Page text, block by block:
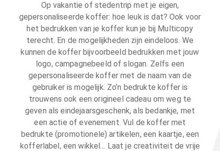
Op vakantie of stedentrip met je eigen,
gepersonaliseerde koffer: hoe leuk is dat? Ook voor
het bedrukken van je koffer kun je bij Multicopy
terecht. En de mogelijkheden zijn eindeloos. We
kunnen de koffer bijvoorbeeld bedrukken met jouw
logo, campagnebeeld of slogan. Zelfs een
gepersonaliseerde koffer met de naam van de
gebruiker is mogelijk. Zo’n bedrukte koffer is
trouwens ook een origineel cadeau om weg te
geven als eindejaarsgeschenk, als bedankje, met
een actie of evenement. Vul de koffer met
bedrukte (promotionele) artikelen, een kaartje, een
kofferlabel, een wikkel… Laat je creativiteit de vrije